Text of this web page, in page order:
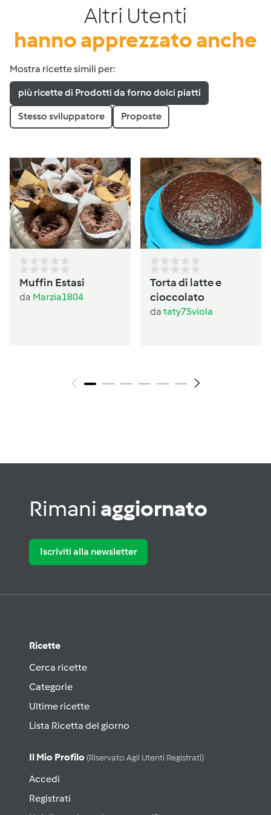
Altri Utenti
hanno apprezzato anche
Mostra ricette simili per:
più ricette di Prodotti da forno dolci piatti
Stesso sviluppatore Proposte
Muffin Estasi
da Marzia1804
Torta di latte e
cioccolato
da taty75viola
Rimani aggiornato
Iscriviti alla newsletter
Ricette
Cerca ricette
Categorie
Ultime ricette
Lista Ricetta del giorno
Il Mio Profilo (riservato Agli Utenti Registrati)
Accedi
Registrati